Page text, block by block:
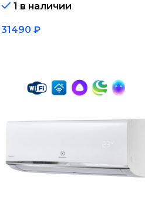
1 в наличии
31490 ₽